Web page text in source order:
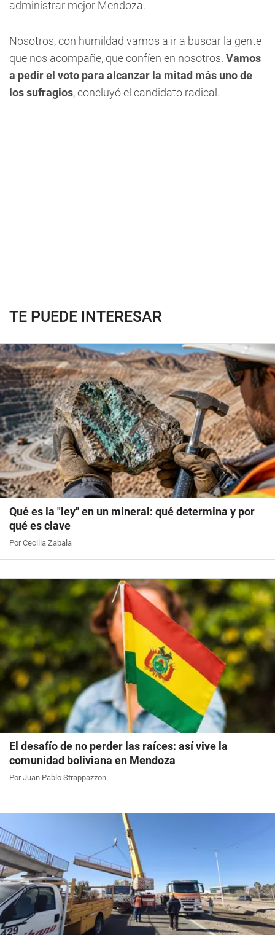
administrar mejor Mendoza.
Nosotros, con humildad vamos a ir a buscar la gente
que nos acompañe, que confíen en nosotros. Vamos
a pedir el voto para alcanzar la mitad más uno de
los sufragios, concluyó el candidato radical.
TE PUEDE INTERESAR
Qué es la "ley" en un mineral: qué determina y por
qué es clave
Por Cecilia Zabala
El desafío de no perder las raíces: así vive la
comunidad boliviana en Mendoza
Por Juan Pablo Strappazzon